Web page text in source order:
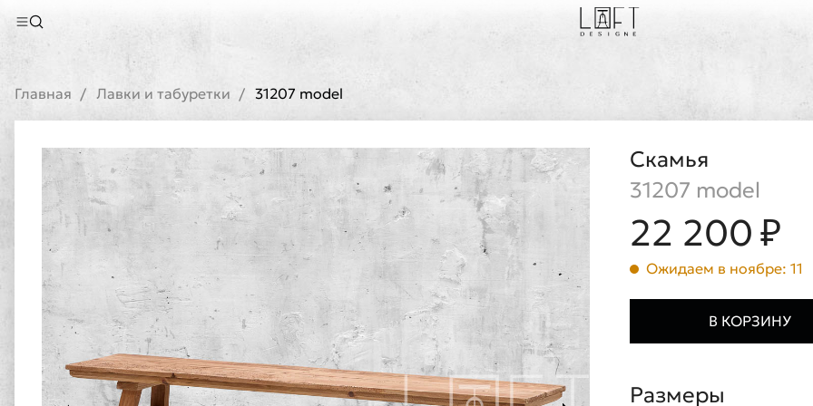
Главная Лавки и табуретки 31207 model
Скамья
31207 model
22 200 ₽
Ожидаем в ноябре: 11
В КОРЗИНУ
Размеры